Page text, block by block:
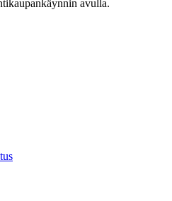
avulla.